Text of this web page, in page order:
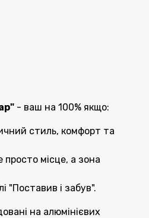
- ваш на 100% якщо:
стиль, комфорт та
просто місце, а зона
"Поставив і забув".
на алюмінієвих